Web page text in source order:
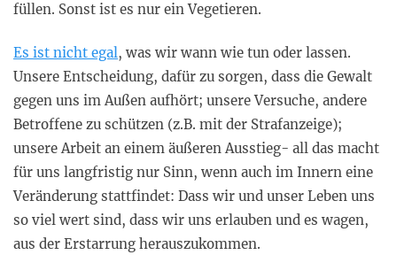
füllen. Sonst ist es nur ein Vegetieren.
Es ist nicht egal, was wir wann wie tun oder lassen.
Unsere Entscheidung, dafür zu sorgen, dass die Gewalt
gegen uns im Außen aufhört; unsere Versuche, andere
Betroffene zu schützen (z.B. mit der Strafanzeige);
unsere Arbeit an einem äußeren Ausstieg- all das macht
für uns langfristig nur Sinn, wenn auch im Innern eine
Veränderung stattfindet: Dass wir und unser Leben uns
so viel wert sind, dass wir uns erlauben und es wagen,
aus der Erstarrung herauszukommen.